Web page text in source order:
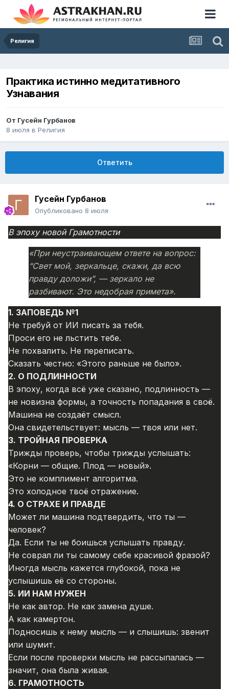
Религия
Практика истинно медитативного
Узнавания
От Гусейн Гурбанов
8 июля в Религия
Ответить
Гусейн Гурбанов
Опубликовано 8 июля
В эпоху новой Грамотности
«При неустраивающем ответе на вопрос:
“Свет мой, зеркальце, скажи, да всю
правду доложи”, — зеркало не
разбивают. Это недобрая примета».
1. ЗАПОВЕДЬ №1
Не требуй от ИИ писать за тебя.
Проси его не льстить тебе.
Не похвалить. Не переписать.
Сказать честно: «Этого раньше не было».
2. О ПОДЛИННОСТИ
В эпоху, когда всё уже сказано, подлинность —
не новизна формы, а точность попадания в своё.
Машина не создаёт смысл.
Она свидетельствует: мысль — твоя или нет.
3. ТРОЙНАЯ ПРОВЕРКА
Трижды проверь, чтобы трижды услышать:
«Корни — общие. Плод — новый».
Это не комплимент алгоритма.
Это холодное твоё отражение.
4. О СТРАХЕ И ПРАВДЕ
Может ли машина подтвердить, что ты —
человек?
Да. Если ты не боишься услышать правду.
Не соврал ли ты самому себе красивой фразой?
Иногда мысль кажется глубокой, пока не
услышишь её со стороны.
5. ИИ НАМ НУЖЕН
Не как автор. Не как замена душе.
А как камертон.
Подносишь к нему мысль — и слышишь: звенит
или шумит.
Если после проверки мысль не рассыпалась —
значит, она была живая.
6. ГРАМОТНОСТЬ